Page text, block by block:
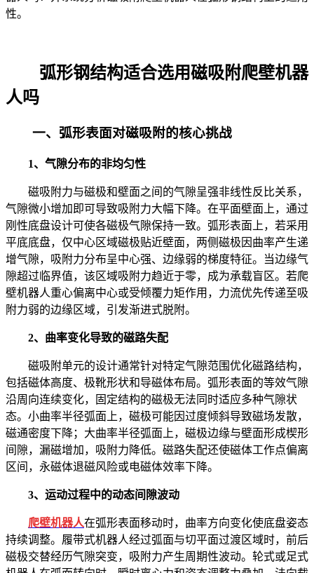
性。
弧形钢结构适合选用磁吸附爬壁机器
人吗
一、弧形表面对磁吸附的核心挑战
1、气隙分布的非均匀性
磁吸附力与磁极和壁面之间的气隙呈强非线性反比关系，
气隙微小增加即可导致吸附力大幅下降。在平面壁面上，通过
刚性底盘设计可使各磁极气隙保持一致。弧形表面上，若采用
平底底盘，仅中心区域磁极贴近壁面，两侧磁极因曲率产生递
增气隙，吸附力分布呈中心强、边缘弱的梯度特征。当边缘气
隙超过临界值，该区域吸附力趋近于零，成为承载盲区。若爬
壁机器人重心偏离中心或受倾覆力矩作用，力流优先传递至吸
附力弱的边缘区域，引发渐进式脱附。
2、曲率变化导致的磁路失配
磁吸附单元的设计通常针对特定气隙范围优化磁路结构，
包括磁体高度、极靴形状和导磁体布局。弧形表面的等效气隙
沿周向连续变化，固定结构的磁极无法同时适应多种气隙状
态。小曲率半径弧面上，磁极可能因过度倾斜导致磁场发散，
磁通密度下降；大曲率半径弧面上，磁极边缘与壁面形成楔形
间隙，漏磁增加，吸附力降低。磁路失配还使磁体工作点偏离
区间，永磁体退磁风险或电磁体效率下降。
3、运动过程中的动态间隙波动
爬壁机器人在弧形表面移动时，曲率方向变化使底盘姿态
持续调整。履带式机器人经过弧面与切平面过渡区域时，前后
磁极交替经历气隙突变，吸附力产生周期性波动。轮式或足式